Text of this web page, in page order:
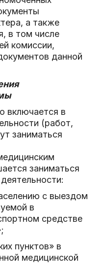
а также
в том числе
комиссии,
данной
включается в
(работ,
заниматься
заниматься
с выездом
в
средстве
пунктов» в
медицинской